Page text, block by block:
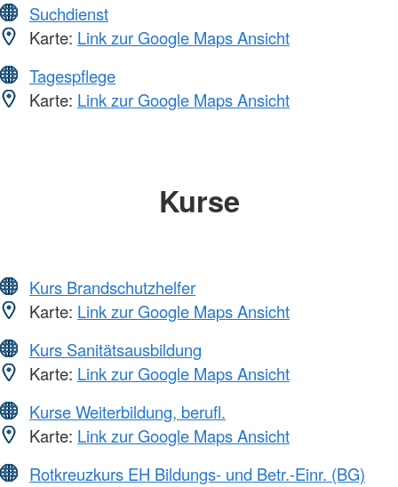
Suchdienst
Karte: Link zur Google Maps Ansicht
Tagespflege
Karte: Link zur Google Maps Ansicht
Kurse
Kurs Brandschutzhelfer
Karte: Link zur Google Maps Ansicht
Kurs Sanitätsausbildung
Karte: Link zur Google Maps Ansicht
Kurse Weiterbildung, berufl.
Karte: Link zur Google Maps Ansicht
Rotkreuzkurs EH Bildungs- und Betr.-Einr. (BG)